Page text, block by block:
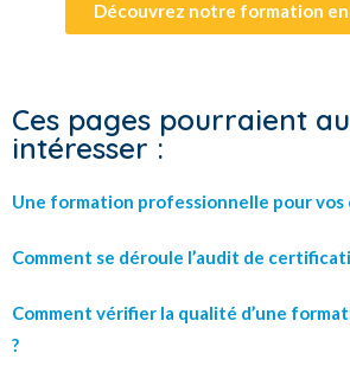
Découvrez notre formation
Ces pages pourraient
intéresser :
Une formation professionnelle pour vos
Comment se déroule l’audit de
Comment vérifier la qualité d’une
?